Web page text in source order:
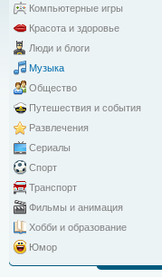
Компьютерные игры
Красота и здоровье
Люди и блоги
Музыка
Общество
Путешествия и события
Развлечения
Сериалы
Спорт
Транспорт
Фильмы и анимация
Хобби и образование
Юмор